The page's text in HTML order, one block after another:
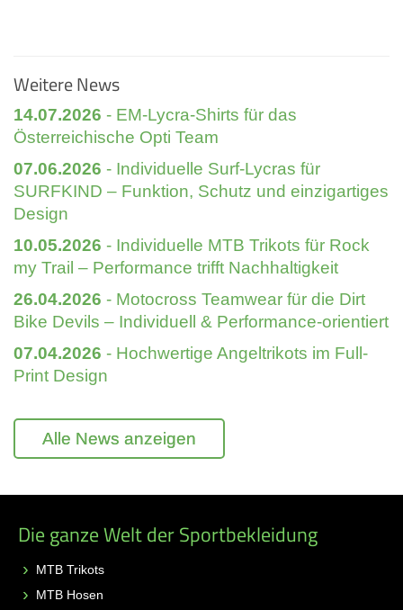
Weitere News
14.07.2026 - EM-Lycra-Shirts für das
Österreichische Opti Team
07.06.2026 - Individuelle Surf-Lycras für
SURFKIND – Funktion, Schutz und einzigartiges
Design
10.05.2026 - Individuelle MTB Trikots für Rock
my Trail – Performance trifft Nachhaltigkeit
26.04.2026 - Motocross Teamwear für die Dirt
Bike Devils – Individuell & Performance-orientiert
07.04.2026 - Hochwertige Angeltrikots im Full-
Print Design
Alle News anzeigen
Die ganze Welt der Sportbekleidung
MTB Trikots
MTB Hosen